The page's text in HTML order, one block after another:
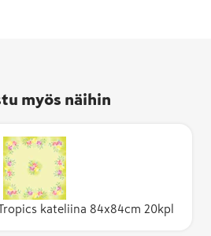
myös näihin
kateliina 84x84cm 20kpl